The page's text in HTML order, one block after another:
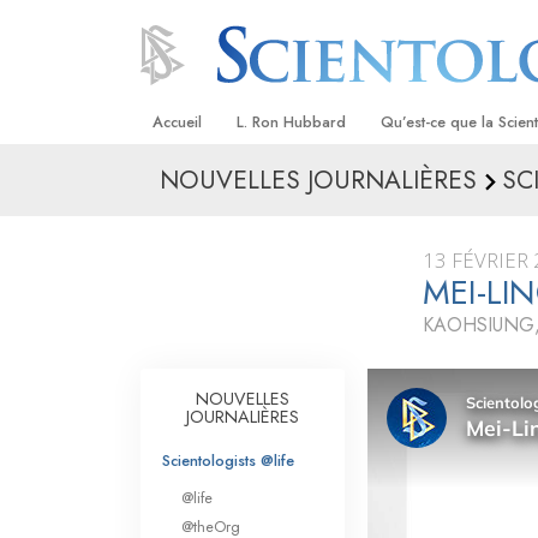
Accueil L. Ron Hubbard Qu’est-ce que la
Croyances et pratiques
Les scientologues et
Rencontrez un
À l’intérieur d’une
Les principes de
Scientologie
NOUVELLES JOURNALIÈRES
13
MEI-
NOUVELLES
JOURNALIÈRES
Scientologists @life
@life
@theOrg